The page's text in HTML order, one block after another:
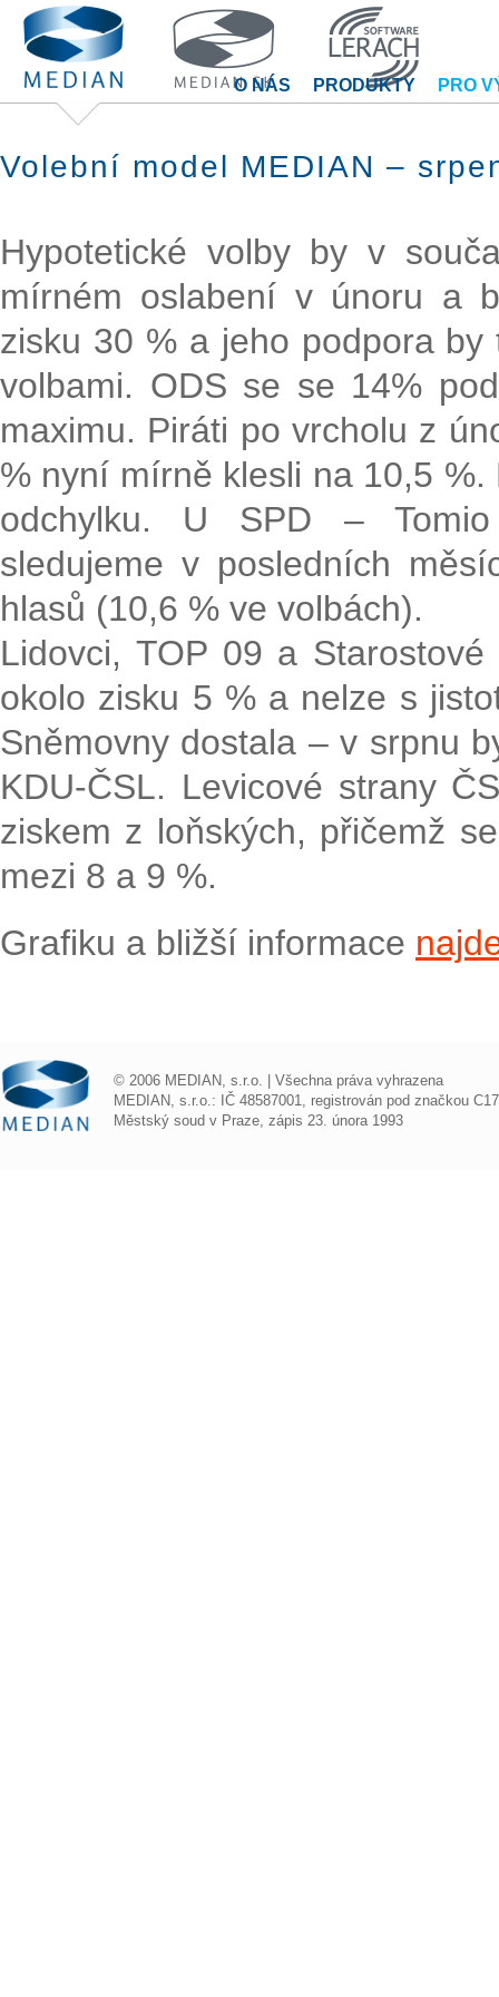
O NÁS PRODUKTY PRO
Volební model MEDIAN –
Hypotetické volby by v
mírném oslabení v únoru a
zisku 30 % a jeho podpora
volbami. ODS se se 14%
maximu. Piráti po vrcholu z
% nyní mírně klesli na 10,5
odchylku. U SPD –
sledujeme v posledních
hlasů (10,6 % ve volbách).
Lidovci, TOP 09 a
okolo zisku 5 % a nelze s
Sněmovny dostala – v srpnu
KDU-ČSL. Levicové strany
ziskem z loňských, přičemž
mezi 8 a 9 %.
Grafiku a bližší informace
© 2006 MEDIAN, s.r.o. | Všechna práva vyhrazena
MEDIAN, s.r.o.: IČ 48587001, registrován pod značkou
Městský soud v Praze, zápis 23. února 1993